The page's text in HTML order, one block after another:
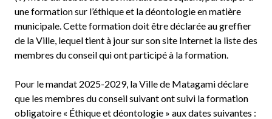
une formation sur l’éthique et la déontologie en matière
municipale. Cette formation doit être déclarée au greffier
de la Ville, lequel tient à jour sur son site Internet la liste des
membres du conseil qui ont participé à la formation.
Pour le mandat 2025-2029, la Ville de Matagami déclare
que les membres du conseil suivant ont suivi la formation
obligatoire « Éthique et déontologie » aux dates suivantes :